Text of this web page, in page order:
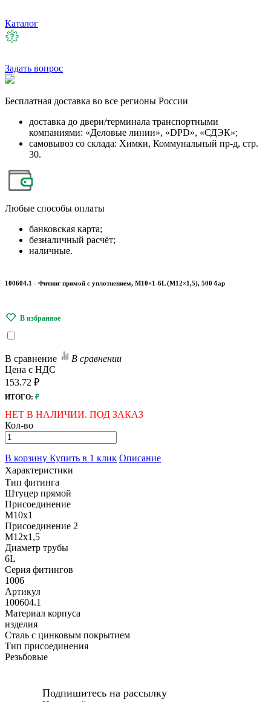
Каталог
Задать вопрос
Бесплатная доставка во все регионы России
доставка до двери/терминала транспортными
компаниями: «Деловые линии», «DPD», «СДЭК»;
самовывоз со склада: Химки, Коммунальный пр-д, стр.
30.
Любые способы оплаты
банковская карта;
безналичный расчёт;
наличные.
100604.1 - Фитинг прямой с уплотнением, M10×1-6L (M12×1,5), 500 бар
В сравнение
В сравнении
Цена с НДС
153.72 ₽
ИТОГО: ₽
НЕТ В НАЛИЧИИ. ПОД ЗАКАЗ
Кол-во
В корзину Купить в 1 клик Описание
Характеристики
Тип фитинга
Штуцер прямой
Присоединение
M10x1
Присоединение 2
M12x1,5
Диаметр трубы
6L
Серия фитингов
1006
Артикул
100604.1
Материал корпуса
изделия
Сталь с цинковым покрытием
Тип присоединения
Резьбовые
Подпишитесь на рассылку